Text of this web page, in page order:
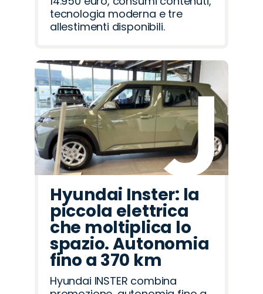
tecnologia moderna e tre
allestimenti disponibili.
Hyundai Inster: la
piccola elettrica
che moltiplica lo
spazio. Autonomia
fino a 370 km
Hyundai INSTER combina